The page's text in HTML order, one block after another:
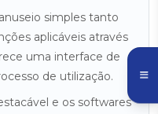
simples tanto
aplicáveis através
uma interface de
de utilização.
e os softwares